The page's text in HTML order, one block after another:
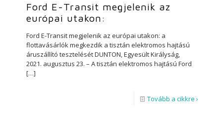
Ford E-Transit megjelenik az
európai utakon:
Ford E-Transit megjelenik az európai utakon: a
flottavásárlók megkezdik a tisztán elektromos hajtású
áruszállító tesztelését DUNTON, Egyesült Királyság,
2021. augusztus 23. – A tisztán elektromos hajtású Ford
[…]
Tovább a cikkre ›